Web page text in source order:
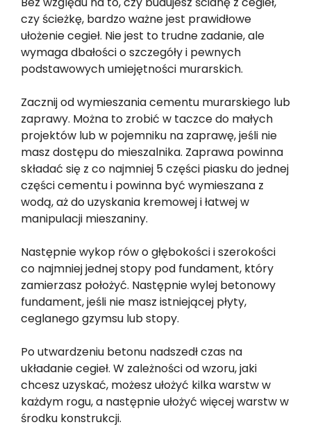
czy ścieżkę, bardzo ważne jest prawidłowe
ułożenie cegieł. Nie jest to trudne zadanie, ale
wymaga dbałości o szczegóły i pewnych
podstawowych umiejętności murarskich.
Zacznij od wymieszania cementu murarskiego lub
zaprawy. Można to zrobić w taczce do małych
projektów lub w pojemniku na zaprawę, jeśli nie
masz dostępu do mieszalnika. Zaprawa powinna
składać się z co najmniej 5 części piasku do jednej
części cementu i powinna być wymieszana z
wodą, aż do uzyskania kremowej i łatwej w
manipulacji mieszaniny.
Następnie wykop rów o głębokości i szerokości
co najmniej jednej stopy pod fundament, który
zamierzasz położyć. Następnie wylej betonowy
fundament, jeśli nie masz istniejącej płyty,
ceglanego gzymsu lub stopy.
Po utwardzeniu betonu nadszedł czas na
układanie cegieł. W zależności od wzoru, jaki
chcesz uzyskać, możesz ułożyć kilka warstw w
każdym rogu, a następnie ułożyć więcej warstw w
środku konstrukcji.